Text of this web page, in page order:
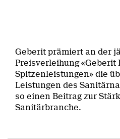
Geberit prämiert an der
Preisverleihung «Geberit
Spitzenleistungen» die
Leistungen des
so einen Beitrag zur
Sanitärbranche.